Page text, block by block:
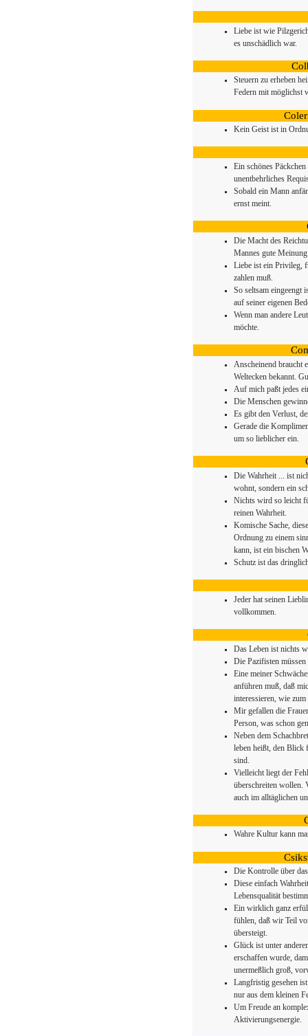
Liebe ist wie
es unschädlich war.
Steuern zu erheben
Federn mit möglichst
Kein Geist ist in
Ein schönes
unentbehrliches
Sobald ein Mann
ernst meint.
Die Macht des
Mannes gute
Liebe ist ein Privileg,
zahlen muß.
So seltsam eingeengt
auf seiner eigenen
Wenn man andere
möchte.
Anscheinend braucht
Weltecken bekannt.
Auf mich paßt jedes
Die Menschen
Es gibt den Verlust,
Gerade die
um so lieblicher ein.
Die Wahrheit ... ist
wohnt, sondern ein
Nichts wird so leicht
reinen Wahrheit.
Komische Sache,
Ordnung zu einem
kann, ist ein bischen
Schutz ist das
Jeder hat seinen
vollkommen.
Das Leben ist nichts
Die Pazifisten
Eine meiner
anführen muß, daß
interessieren, wie
Mir gefallen die
Person, was schon
Neben dem
leben heißt, den Blick
sind.
Vielleicht liegt der
überschreiten wollen.
auch im alltäglichen
Wahre Kultur kann
Die Kontrolle über
Diese einfach
Lebensqualität
Ein wirklich ganz
fühlen, daß wir Teil
übersteigt.
Glück ist unter
erschaffen wurde,
unermeßlich groß,
Langfristig gesehen
nur aus dem kleinen
Um Freude an
Aktivierungsenergie.